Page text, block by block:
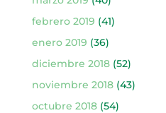
febrero 2019 (41)
enero 2019 (36)
diciembre 2018(52)
noviembre 2018(43)
octubre 2018(54)